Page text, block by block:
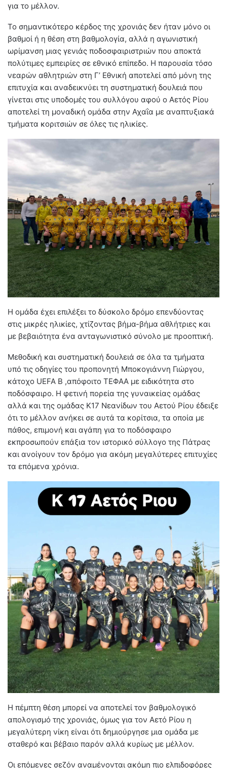
για το μέλλον.
Το σημαντικότερο κέρδος της χρονιάς δεν ήταν μόνο οι
βαθμοί ή η θέση στη βαθμολογία, αλλά η αγωνιστική
ωρίμανση μιας γενιάς ποδοσφαιριστριών που αποκτά
πολύτιμες εμπειρίες σε εθνικό επίπεδο. Η παρουσία τόσο
νεαρών αθλητριών στη Γ’ Εθνική αποτελεί από μόνη της
επιτυχία και αναδεικνύει τη συστηματική δουλειά που
γίνεται στις υποδομές του συλλόγου αφού ο Αετός Ρίου
αποτελεί τη μοναδική ομάδα στην Αχαΐα με αναπτυξιακά
τμήματα κοριτσιών σε όλες τις ηλικίες.
Η ομάδα έχει επιλέξει το δύσκολο δρόμο επενδύοντας
στις μικρές ηλικίες, χτίζοντας βήμα-βήμα αθλήτριες και
με βεβαιότητα ένα ανταγωνιστικό σύνολο με προοπτική.
Μεθοδική και συστηματική δουλειά σε όλα τα τμήματα
υπό τις οδηγίες του προπονητή Μποκογιάννη Γιώργου,
κάτοχο UEFA B ,απόφοιτο ΤΕΦΑΑ με ειδικότητα στο
ποδόσφαιρο. Η φετινή πορεία της γυναικείας ομάδας
αλλά και της ομάδας Κ17 Νεανίδων του Αετού Ρίου έδειξε
ότι το μέλλον ανήκει σε αυτά τα κορίτσια, τα οποία με
πάθος, επιμονή και αγάπη για το ποδόσφαιρο
εκπροσωπούν επάξια τον ιστορικό σύλλογο της Πάτρας
και ανοίγουν τον δρόμο για ακόμη μεγαλύτερες επιτυχίες
τα επόμενα χρόνια.
Η πέμπτη θέση μπορεί να αποτελεί τον βαθμολογικό
απολογισμό της χρονιάς, όμως για τον Αετό Ρίου η
μεγαλύτερη νίκη είναι ότι δημιούργησε μια ομάδα με
σταθερό και βέβαιο παρόν αλλά κυρίως με μέλλον.
Οι επόμενες σεζόν αναμένονται ακόμη πιο ελπιδοφόρες